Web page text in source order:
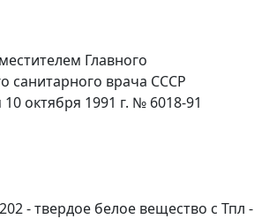
Главного
санитарного врача СССР
октября 1991 г. № 6018-91
- твердое белое вещество с Тпл -